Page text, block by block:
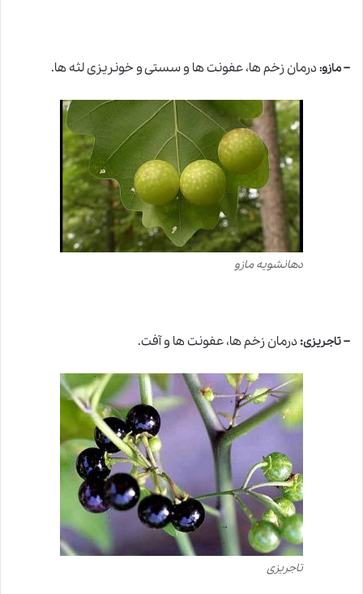
–مازو:درمان زخم ها، عفونت ها و سستی و خونریزی لثه ها.
دهانشویه مازو
–تاجریزی:درمان زخم ها، عفونت ها و آفت.
تاجریزی